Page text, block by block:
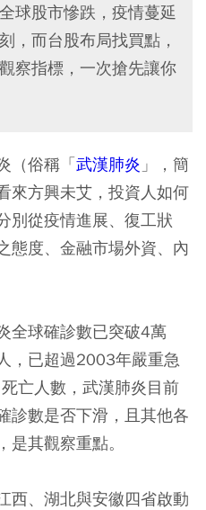
球股市慘跌，疫情蔓延
，而台股布局找買點，
察指標，一次搶先讓你
（俗稱「武漢肺炎 」，簡
來方興未艾，投資人如何
別從疫情進展、復工狀
態度、金融市場外資、內
全球確診數已突破4萬
，已超過2003年嚴重急
亡人數，武漢肺炎目前
診數是否下滑，且其他各
其觀察重點。
西、湖北與安徽四省啟動